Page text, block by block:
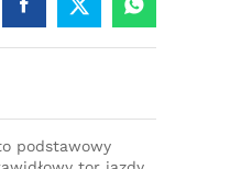
podstawowy